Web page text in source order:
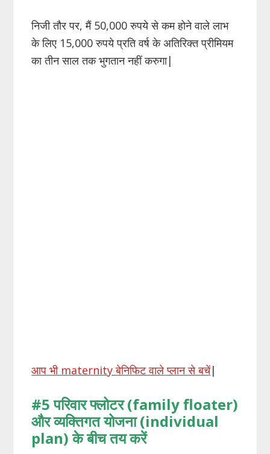
निजी तौर पर, मैं 50,000 रुपये से कम होने वाले लाभ
के लिए 15,000 रुपये प्रति वर्ष के अतिरिक्त प्रीमियम
का तीन साल तक भुगतान नहीं करुगा|
आप भी maternity बेनिफिट वाले प्लान से बचें|
#5 परिवारफ्लोटर (family floater)
औरव्यक्तिगतयोजना (individual
plan) केबीचतयकरें